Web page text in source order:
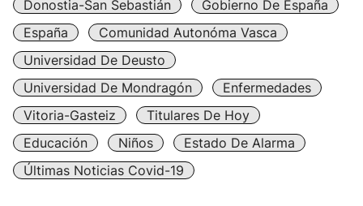
Donostia-San Sebastián
Gobierno De España
España
Comunidad Autonóma Vasca
Universidad De Deusto
Universidad De Mondragón
Enfermedades
Vitoria-Gasteiz
Titulares De Hoy
Educación
Niños
Estado De Alarma
Últimas Noticias Covid-19